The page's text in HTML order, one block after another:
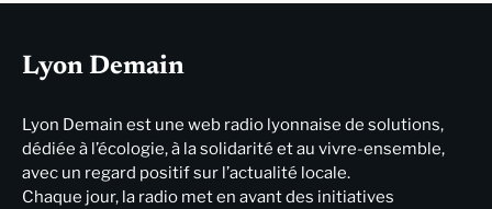
Lyon Demain
Lyon Demain est une web radio lyonnaise de solutions,
dédiée à l’écologie, à la solidarité et au vivre-ensemble,
avec un regard positif sur l’actualité locale.
Chaque jour, la radio met en avant des initiatives